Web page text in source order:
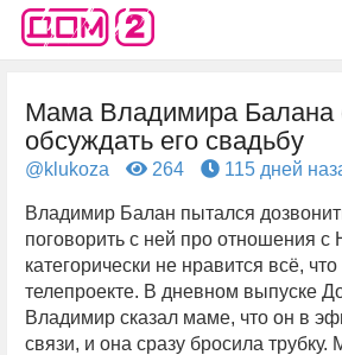
Мама Владимира Балана
обсуждать его свадьбу
@klukoza 264 115 дней
Владимир Балан пытался
поговорить с ней про отношения
категорически не нравится всё,
телепроекте. В дневном выпуске
Владимир сказал маме, что он в
связи, и она сразу бросила